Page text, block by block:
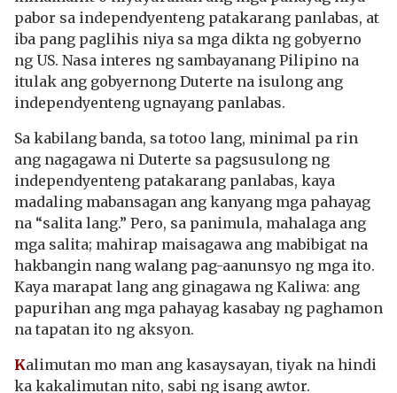
pabor sa independyenteng patakarang panlabas, at
iba pang paglihis niya sa mga dikta ng gobyerno
ng US. Nasa interes ng sambayanang Pilipino na
itulak ang gobyernong Duterte na isulong ang
independyenteng ugnayang panlabas.
Sa kabilang banda, sa totoo lang, minimal pa rin
ang nagagawa ni Duterte sa pagsusulong ng
independyenteng patakarang panlabas, kaya
madaling mabansagan ang kanyang mga pahayag
na “salita lang.” Pero, sa panimula, mahalaga ang
mga salita; mahirap maisagawa ang mabibigat na
hakbangin nang walang pag-aanunsyo ng mga ito.
Kaya marapat lang ang ginagawa ng Kaliwa: ang
papurihan ang mga pahayag kasabay ng paghamon
na tapatan ito ng aksyon.
Kalimutan mo man ang kasaysayan, tiyak na hindi
ka kakalimutan nito, sabi ng isang awtor.